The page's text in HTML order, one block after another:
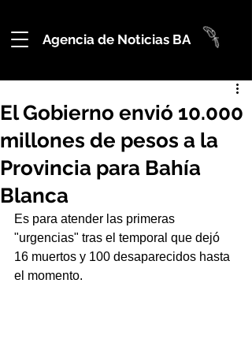
Agencia de Noticias BA
El Gobierno envió 10.000
millones de pesos a la
Provincia para Bahía
Blanca
Es para atender las primeras
"urgencias" tras el temporal que dejó
16 muertos y 100 desaparecidos hasta
el momento.